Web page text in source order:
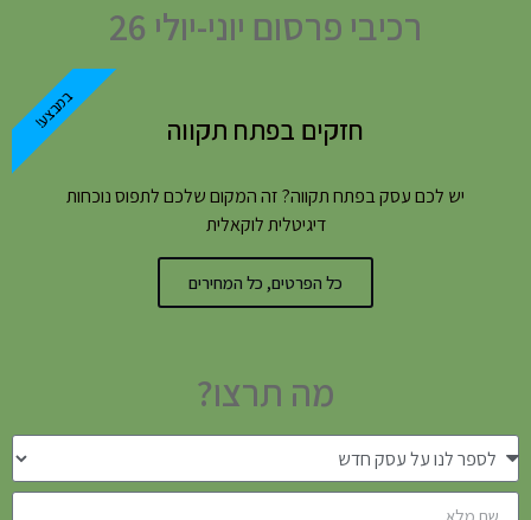
רכיבי פרסום יוני-יולי 26
חזקים בפתח תקווה
יש לכם עסק בפתח תקווה? זה המקום שלכם לתפוס נוכחות
דיגיטלית לוקאלית
כל הפרטים, כל המחירים
במבצע!
מה תרצו?